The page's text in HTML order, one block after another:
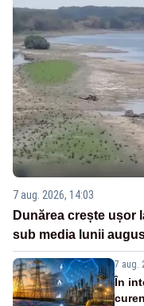
7 aug. 2026, 14:03
Dunărea crește ușor
sub media lunii
7 aug.
În